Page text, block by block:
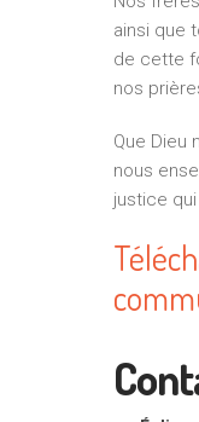
ainsi que
de cette
nos
Que Dieu
nous
justice